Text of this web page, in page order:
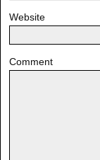
Website
Comment